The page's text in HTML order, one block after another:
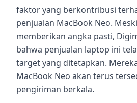
faktor yang berkontribusi
penjualan MacBook Neo.
memberikan angka pasti,
bahwa penjualan laptop ini
target yang ditetapkan.
MacBook Neo akan terus
pengiriman berkala.